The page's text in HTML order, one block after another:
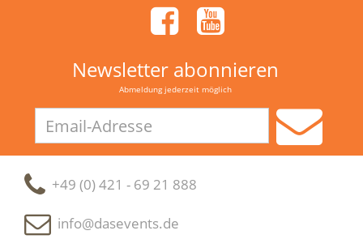
Newsletter abonnieren
Abmeldung jederzeit möglich
Adresse
+49 (0) 421 - 69 21 888
info@dasevents.de